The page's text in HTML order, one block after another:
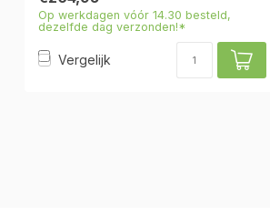
Op werkdagen vóór 14.30 besteld,
dezelfde dag verzonden!*
Vergelijk